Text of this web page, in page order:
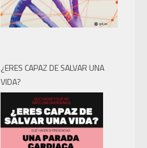
¿ERES CAPAZ DE SALVAR UNA
VIDA?